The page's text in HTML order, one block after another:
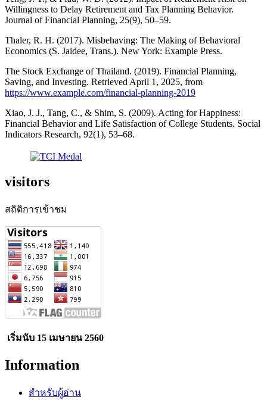
Willingness to Delay Retirement and Tax Planning Behavior.
Journal of Financial Planning, 25(9), 50–59.
Thaler, R. H. (2017). Misbehaving: The Making of Behavioral
Economics (S. Jaidee, Trans.). New York: Example Press.
The Stock Exchange of Thailand. (2019). Financial Planning,
Saving, and Investing. Retrieved April 1, 2025, from
https://www.example.com/financial-planning-2019
Xiao, J. J., Tang, C., & Shim, S. (2009). Acting for Happiness:
Financial Behavior and Life Satisfaction of College Students. Social
Indicators Research, 92(1), 53–68.
visitors
สถิติการเข้าชม
เริ่มนับ 15 เมษายน 2560
Information
สำหรับผู้อ่าน